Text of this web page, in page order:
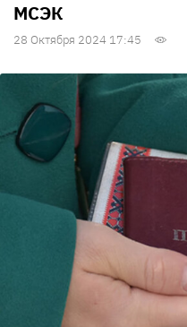
МСЭК
28 Октября 2024 17:45